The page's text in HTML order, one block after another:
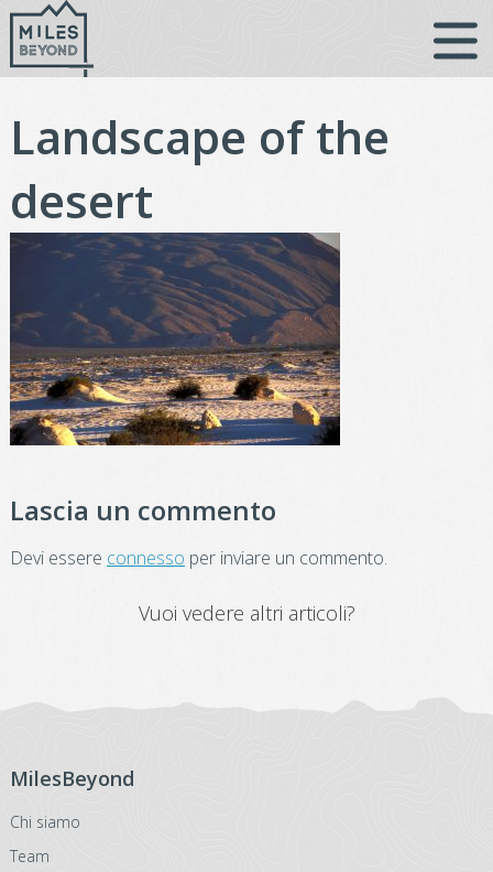
Vai
contenuto
Landscape of the
desert
Lascia un commento
Devi essere connesso per inviare un commento.
Vuoi vedere altri articoli?
MilesBeyond
Chi siamo
Team